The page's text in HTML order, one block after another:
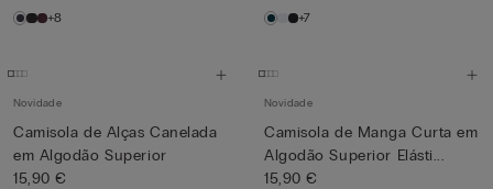
+8 +7
Novidade
Camisola de Alças Canelada
em Algodão Superior
15,90 €
Novidade
Camisola de Manga Curta em
Algodão Superior Elásti...
15,90 €